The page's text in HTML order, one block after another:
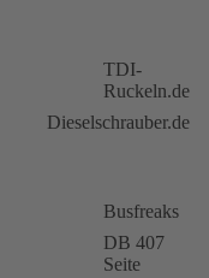
TDI-
Ruckeln.de
Dieselschrauber.de
Busfreaks
DB 407
Seite